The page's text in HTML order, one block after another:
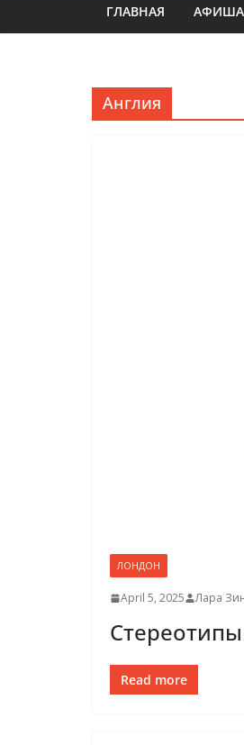
ГЛАВНАЯ АФИША
Англия
ЛОНДОН
April 5, 2025 Лара
Read more